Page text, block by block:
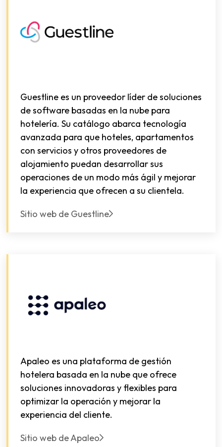
Guestline es un proveedor líder de soluciones
de software basadas en la nube para
hotelería. Su catálogo abarca tecnología
avanzada para que hoteles, apartamentos
con servicios y otros proveedores de
alojamiento puedan desarrollar sus
operaciones de un modo más ágil y mejorar
la experiencia que ofrecen a su clientela.
Sitio web de Guestline
Apaleo es una plataforma de gestión
hotelera basada en la nube que ofrece
soluciones innovadoras y flexibles para
optimizar la operación y mejorar la
experiencia del cliente.
Sitio web de Apaleo